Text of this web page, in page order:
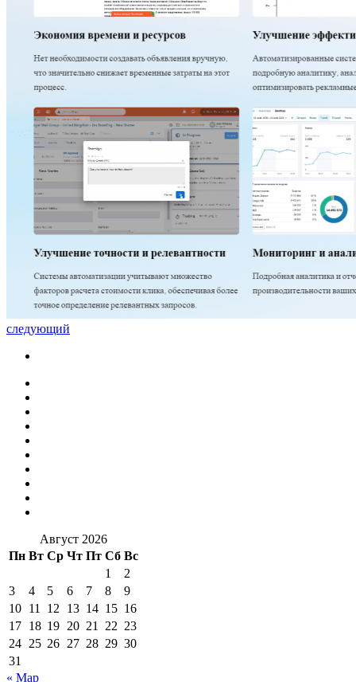
следующий
Август 2026
Пн Вт Ср Чт Пт Сб Вс
1
2
3
4 5 6 7 8
9
10 11 12 13 14 15 16
17 18 19 20 21 22 23
24 25 26 27 28 29 30
31
« Мар